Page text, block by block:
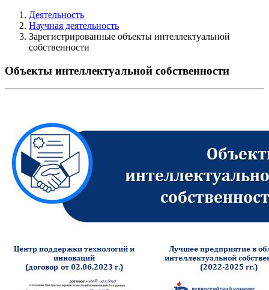
Деятельность
Научная деятельность
Зарегистрированные объекты интеллектуальной
собственности
Объекты интеллектуальной собственности